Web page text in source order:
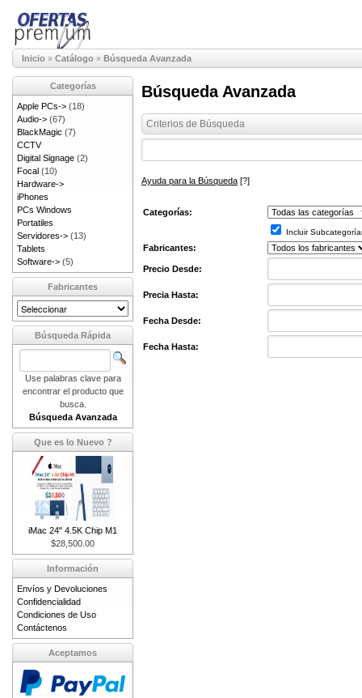
Inicio » Catálogo » Búsqueda Avanzada
Búsqueda Avanzada
Criterios de Búsqueda
Ayuda para la Búsqueda [?]
Categorías:
Incluir
Fabricantes:
Precio Desde:
Precia Hasta:
Fecha Desde:
Fecha Hasta:
Categorías
Apple PCs-> (18)
Audio-> (67)
BlackMagic (7)
CCTV
Digital Signage (2)
Focal (10)
Hardware->
iPhones
PCs Windows
Portatiles
Servidores-> (13)
Tablets
Software-> (5)
Fabricantes
Búsqueda Rápida
Use palabras clave para
encontrar el producto que
busca.
Búsqueda Avanzada
Que es lo Nuevo ?
iMac 24" 4.5K Chip M1
$28,500.00
Información
Envíos y Devoluciones
Confidencialidad
Condiciones de Uso
Contáctenos
Aceptamos